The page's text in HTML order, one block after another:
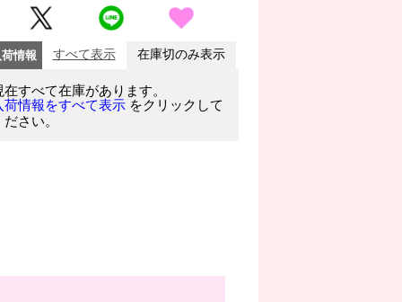
情報 すべて表示 在庫切のみ表示
在すべて在庫があります。
荷情報をすべて表示 をクリックして
さい。